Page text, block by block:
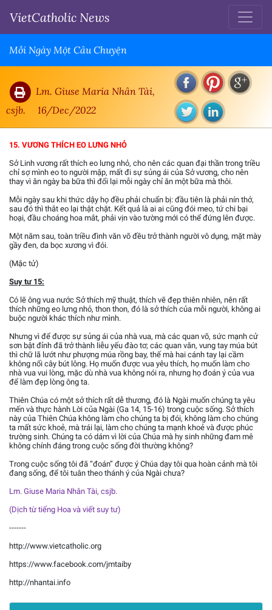
VietCatholic News
Mỗi Ngày Một Câu Chuyện
Lm. Giuse Maria Nhân Tài,
csjb.
16/Dec/2022
15. VƯƠNG THÍCH EO LƯNG NHỎ
Sở Linh vương rất thích eo lưng nhỏ, cho nên các quan đại thần trong triều
chỉ sợ mình eo to người mập, mất đi sự sủng ái của Sở vương, cho nên
thay vì ăn ngày ba bữa thì đổi lại mỗi ngày chỉ ăn một bữa mà thôi.
Mỗi ngày sau khi thức dậy họ đều phải chuẩn bị: đầu tiên là phải nín thở,
sau đó thì thắt eo lại thật chặt. Kết quả là ai ai cũng đói meo, tứ chi bại
hoại, đầu choáng hoa mắt, phải vịn vào tường mới có thể đứng lên được.
Một năm sau, toàn triều đình văn võ đều trở thành người vô dụng, mặt mày
gầy đen, da bọc xương vì đói.
(Mặc tử)
Suy tư 15:
Có lẽ ông vua nước Sở thích mỹ thuật, thích vẽ đẹp thiên nhiên, nên rất
thích những eo lưng nhỏ, thon thon, đó là sở thích của mỗi người, không ai
buộc người khác thích như mình.
Nhưng vì để được sự sủng ái của nhà vua, mà các quan võ, sức mạnh cử
sơn bật đỉnh đã trở thành liễu yếu đào tơ; các quan văn, vung tay múa bút
thì chữ lã lướt như phượng múa rồng bay, thế mà hai cánh tay lại cầm
không nổi cây bút lông. Họ muốn được vua yêu thích, họ muốn làm cho
nhà vua vui lòng, mặc dù nhà vua không nói ra, nhưng họ đoán ý của vua
để làm đẹp lòng ông ta.
Thiên Chúa có một sở thích rất dễ thương, đó là Ngài muốn chúng ta yêu
mến và thực hành Lời của Ngài (Ga 14, 15-16) trong cuộc sống. Sở thích
này của Thiên Chúa không làm cho chúng ta bị đói, không làm cho chúng
ta mất sức khoẻ, mà trái lại, làm cho chúng ta mạnh khoẻ và được phúc
trường sinh. Chúng ta có dám vì lời của Chúa mà hy sinh những đam mê
không chính đáng trong cuộc sống đời thường không?
Trong cuộc sống tôi đã “đoán” được ý Chúa dạy tôi qua hoàn cảnh mà tôi
đang sống, để tôi tuân theo thánh ý của Ngài chưa?
Lm. Giuse Maria Nhân Tài, csjb.
(Dịch từ tiếng Hoa và viết suy tư)
-------
http://www.vietcatholic.org
https://www.facebook.com/jmtaiby
http://nhantai.info